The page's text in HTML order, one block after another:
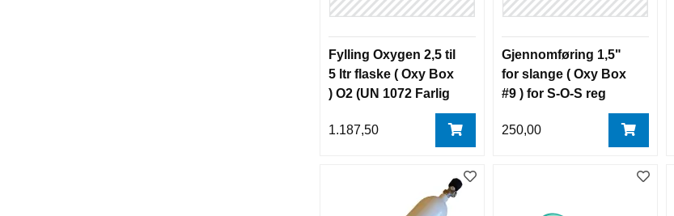
Fylling Oxygen 2,5 til
5 ltr flaske ( Oxy Box
) O2 (UN 1072 Farlig
1.187,50
Gjennomføring 1,5"
for slange ( Oxy Box
#9 ) for S-O-S reg
250,00